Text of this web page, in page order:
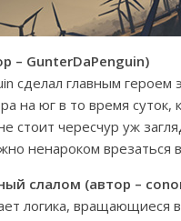
– GunterDaPenguin)
сделал главным
на юг в то время
стоит чересчур уж
ненароком врезаться
слалом (автор –
логика, вращающиеся